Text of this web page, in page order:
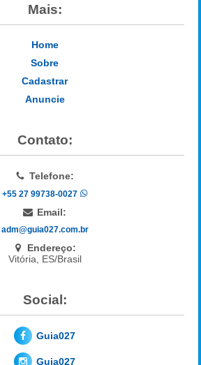
Mais:
Home
Sobre
Cadastrar
Anuncie
Contato:
Telefone:
+55 27 99738-0027
Email:
adm@guia027.com.br
Endereço:
Vitória, ES/Brasil
Social:
Guia027
Guia027